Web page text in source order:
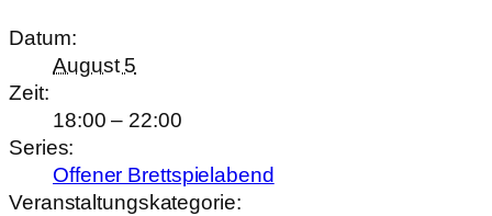
Datum:
August 5
Zeit:
18:00 – 22:00
Series:
Offener Brettspielabend
Veranstaltungskategorie: